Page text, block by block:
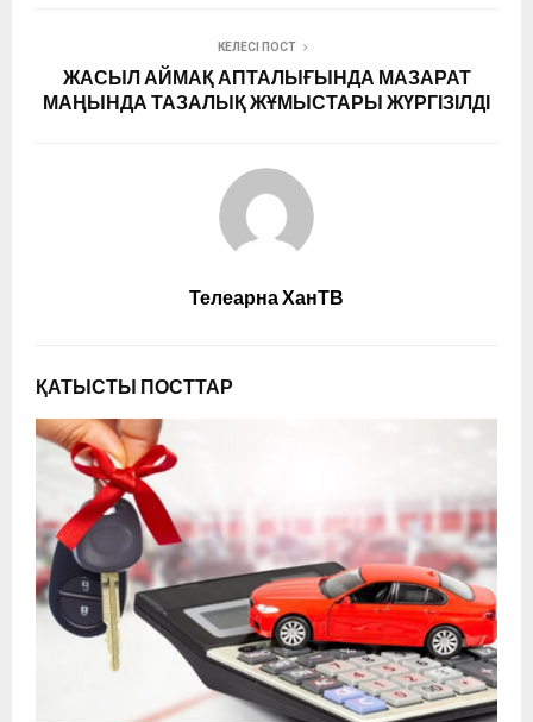
КЕЛЕСІ ПОСТ
ЖАСЫЛ АЙМАҚ АПТАЛЫҒЫНДА МАЗАРАТ
МАҢЫНДА ТАЗАЛЫҚ ЖҰМЫСТАРЫ ЖҮРГІЗІЛДІ
Телеарна ХанТВ
ҚАТЫСТЫ ПОСТТАР